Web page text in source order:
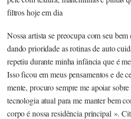
filtros hoje em dia
Nossa artista se preocupa com seu
dando prioridade as rotinas de auto
repetiu durante minha infância que é
Isso ficou em meus pensamentos e de
mente, procuro sempre me apoiar
tecnologia atual para me manter bem
corpo é nossa residência principal ».